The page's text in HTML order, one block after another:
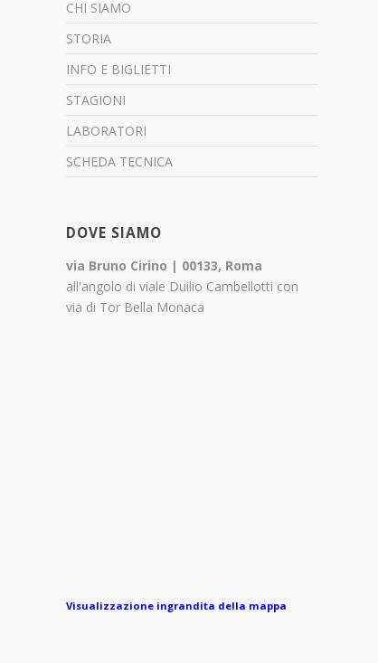
CHI SIAMO
STORIA
INFO E BIGLIETTI
STAGIONI
LABORATORI
SCHEDA TECNICA
DOVE SIAMO
via Bruno Cirino | 00133, Roma
all'angolo di viale Duilio Cambellotti con
via di Tor Bella Monaca
Visualizzazione ingrandita della mappa